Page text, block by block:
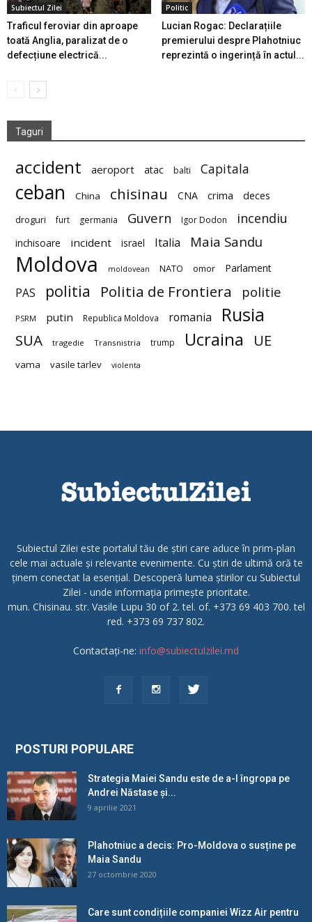
Subiectul Zilei
Traficul feroviar din aproape
toată Anglia, paralizat de o
defecțiune electrică...
Politic
Lucian Rogac: Declarațiile
premierului despre Plahotniuc
reprezintă o ingerință în actul...
Taguri
accident aeroport atac balti Capitala
ceban China chisinau CNA crima deces
droguri furt germania Guvern Igor Dodon incendiu
inchisoare incident israel Italia Maia Sandu
Moldova moldovean NATO omor Parlament
PAS politia Politia de Frontiera politie
PSRM putin Republica Moldova romania Rusia
SUA tragedie Transnistria trump Ucraina UE
vama vasile tarlev violenta
Subiectul Zilei este portalul tău de știri care aduce în prim-plan
cele mai actuale și relevante evenimente. Cu știri de ultimă oră te
ținem conectat la esențial. Descoperă lumea știrilor cu Subiectul
Zilei - unde informația primește prioritate.
mun. Chisinau. str. Vasile Lupu 30 of 2. tel. of. +373 69 403 700. tel
red. +373 69 737 802.
Contactați-ne: info@subiectulzilei.md
POSTURI POPULARE
Strategia Maiei Sandu este de a-l îngropa pe
Andrei Năstase și...
9 aprilie 2021
Plahotniuc a decis: Pro-Moldova o susține pe
Maia Sandu
27 octombrie 2020
Care sunt condițiile companiei Wizz Air pentru